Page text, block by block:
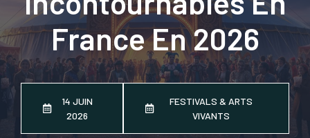
France En 2026
14 JUIN
2026
FESTIVALS & ARTS
VIVANTS